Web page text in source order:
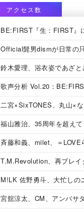
アクセス数
BE:FIRST『生：FIRST』
Official髭男dismが日常の
鈴木愛理、浴衣姿であざ
歌声分析 Vol.20：
二宮×SixTONES、丸山×
福山雅治、35周年を超え
斉藤和義、milet、＝LOVE
T.M.Revolution、再ブレイ
M!LK 佐野勇斗、大忙しの
宮舘涼太、CM、アンバサ